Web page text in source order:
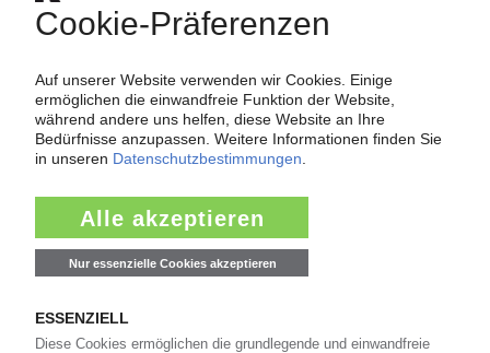
Ihr KI Zugang
ab 99€/Monat
Bereits KI-Abonnent? Jetzt
anmelden!